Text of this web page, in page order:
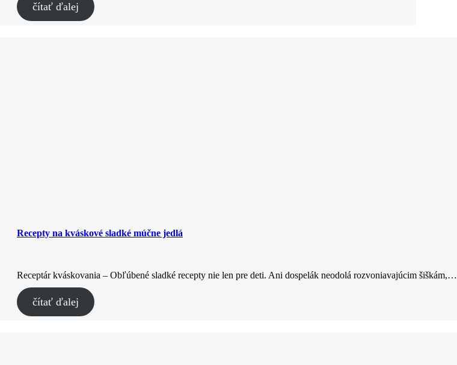
čítať ďalej
Recepty na kváskové sladké múčne jedlá
Receptár kváskovania – Obľúbené sladké recepty nie len pre deti. Ani dospelák neodolá rozvoniavajúcim šiškám,…
čítať ďalej